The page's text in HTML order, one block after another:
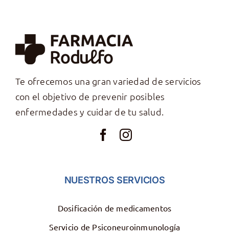
Te ofrecemos una gran variedad de servicios
con el objetivo de prevenir posibles
enfermedades y cuidar de tu salud.
NUESTROS SERVICIOS
Dosificación de medicamentos
Servicio de Psiconeuroinmunología